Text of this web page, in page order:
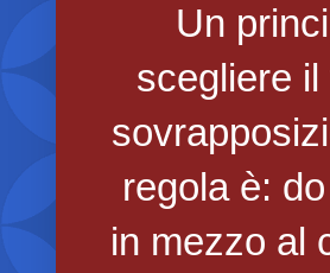
Un
scegliere
regola è:
in mezzo al